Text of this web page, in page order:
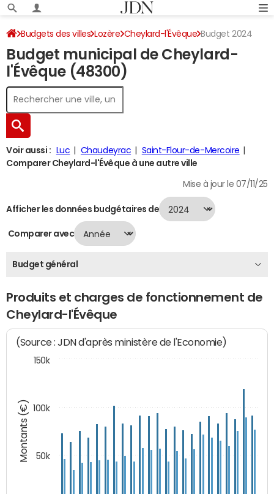
Budgets des villes Lozère Cheylard-l'Évêque Budget 2024
Budget municipal de Cheylard-
l'Évêque (48300)
Voir aussi : Luc Chaudeyrac
Saint-Flour-de-Mercoire
Comparer Cheylard-l'Évêque à une autre ville
Mise à jour le 07/11/25
Afficher les données budgétaires de
Comparer avec
Budget général
Produits et charges de fonctionnement de
Cheylard-l'Évêque
Montants (€)
(Source : JDN d'après ministère de l'Economie)
50k
100k
150k